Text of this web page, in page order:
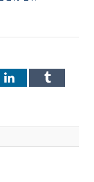
LinkedInTumblr